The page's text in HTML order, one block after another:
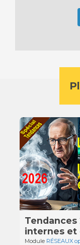
Tendances
internes et
Module RÉSEAUX